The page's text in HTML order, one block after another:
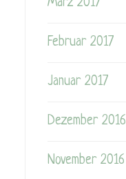
März 2017
Februar 2017
Januar 2017
Dezember 2016
November 2016